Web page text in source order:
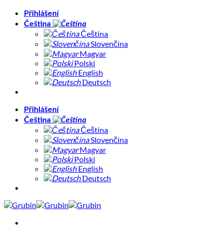
PřeskočitPřihlášení
Čeština
Čeština
Slovenčina
Magyar
Polski
English
Deutsch
Přihlášení
Čeština
Čeština
Slovenčina
Magyar
Polski
English
Deutsch